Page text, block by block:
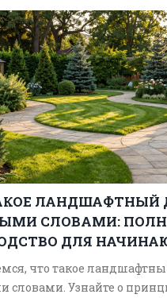
ЛАНДШАФТНЫЙ
СЛОВАМИ:
ДЛЯ
что такое
словами. Узнайте о